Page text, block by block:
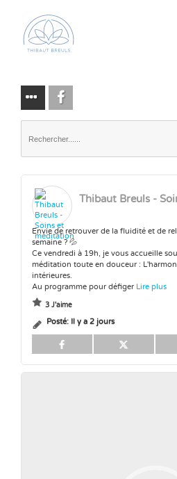
Envie de retrouver de la fluidité et de
semaine ? 💦
Ce vendredi à 19h, je vous accueille
méditation toute en douceur :
intérieures.
Au programme pour défiger Lire plus
3 J'aime
Posté: Il y a 2 jours